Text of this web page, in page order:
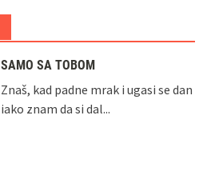
SAMO SA TOBOM
Znaš, kad padne mrak i ugasi se dan
iako znam da si dal...